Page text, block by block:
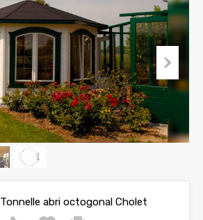
Tonnelle abri octogonal Cholet